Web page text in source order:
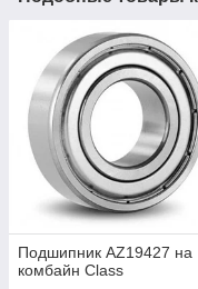
Подшипник AZ19427 на
комбайн Class